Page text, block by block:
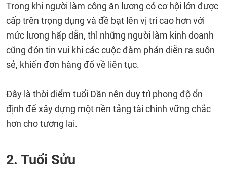
Trong khi người làm công ăn lương có cơ hội lớn được
cấp trên trọng dụng và đề bạt lên vị trí cao hơn với
mức lương hấp dẫn, thì những người làm kinh doanh
cũng đón tin vui khi các cuộc đàm phán diễn ra suôn
sẻ, khiến đơn hàng đổ về liên tục.
Đây là thời điểm tuổi Dần nên duy trì phong độ ổn
định để xây dựng một nền tảng tài chính vững chắc
hơn cho tương lai.
2. Tuổi Sửu